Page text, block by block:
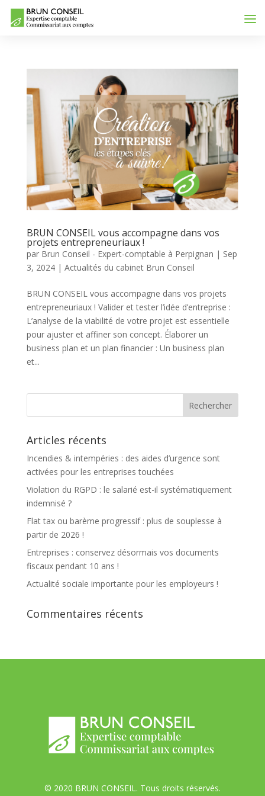
BRUN CONSEIL vous accompagne dans vos
projets entrepreneuriaux !
par Brun Conseil - Expert-comptable à Perpignan | Sep
3, 2024| Actualités du cabinet Brun Conseil
BRUN CONSEIL vous accompagne dans vos projets
entrepreneuriaux ! Valider et tester l’idée d’entreprise :
L’analyse de la viabilité de votre projet est essentielle
pour ajuster et affiner son concept. Élaborer un
business plan et un plan financier : Un business plan
et...
Articles récents
Incendies & intempéries : des aides d’urgence sont
activées pour les entreprises touchées
Violation du RGPD : le salarié est-il systématiquement
indemnisé ?
Flat tax ou barème progressif : plus de souplesse à
partir de 2026 !
Entreprises : conservez désormais vos documents
fiscaux pendant 10 ans !
Actualité sociale importante pour les employeurs !
Commentaires récents
© 2020 BRUN CONSEIL. Tous droits réservés.